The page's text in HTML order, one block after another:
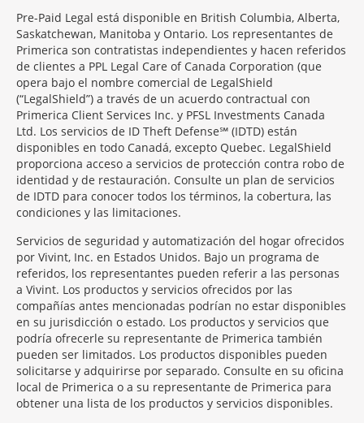
Pre-Paid Legal está disponible en British Columbia, Alberta,
Saskatchewan, Manitoba y Ontario. Los representantes de
Primerica son contratistas independientes y hacen referidos
de clientes a PPL Legal Care of Canada Corporation (que
opera bajo el nombre comercial de LegalShield
(“LegalShield”) a través de un acuerdo contractual con
Primerica Client Services Inc. y PFSL Investments Canada
Ltd. Los servicios de ID Theft Defense℠ (IDTD) están
disponibles en todo Canadá, excepto Quebec. LegalShield
proporciona acceso a servicios de protección contra robo de
identidad y de restauración. Consulte un plan de servicios
de IDTD para conocer todos los términos, la cobertura, las
condiciones y las limitaciones.
Servicios de seguridad y automatización del hogar ofrecidos
por Vivint, Inc. en Estados Unidos. Bajo un programa de
referidos, los representantes pueden referir a las personas
a Vivint. Los productos y servicios ofrecidos por las
compañías antes mencionadas podrían no estar disponibles
en su jurisdicción o estado. Los productos y servicios que
podría ofrecerle su representante de Primerica también
pueden ser limitados. Los productos disponibles pueden
solicitarse y adquirirse por separado. Consulte en su oficina
local de Primerica o a su representante de Primerica para
obtener una lista de los productos y servicios disponibles.